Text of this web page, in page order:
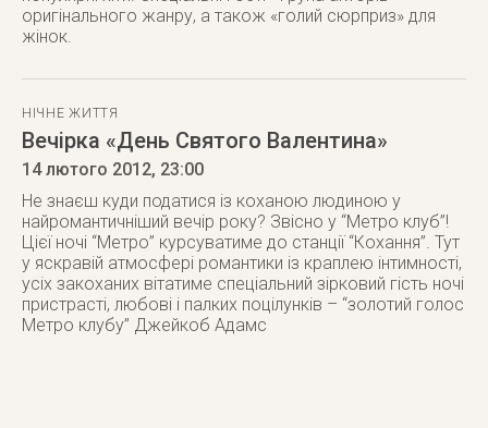
оригінального жанру, а також «голий сюрприз» для
жінок.
НІЧНЕ ЖИТТЯ
Вечірка «День Святого Валентина»
14 лютого 2012, 23:00
Не знаєш куди податися із коханою людиною у
найромантичніший вечір року? Звісно у “Метро клуб”!
Цієї ночі “Метро” курсуватиме до станції “Кохання”. Тут
у яскравій атмосфері романтики із краплею інтимності,
усіх закоханих вітатиме спеціальний зірковий гість ночі
пристрасті, любові і палких поцілунків – “золотий голос
Метро клубу” Джейкоб Адамc